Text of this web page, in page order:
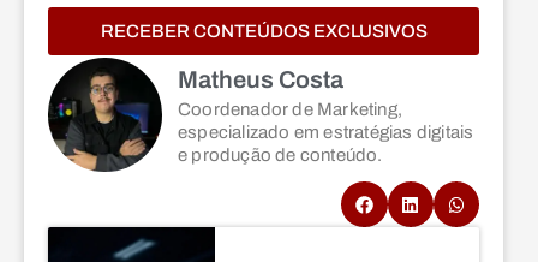
RECEBER CONTEÚDOS EXCLUSIVOS
Matheus Costa
Coordenador de Marketing,
especializado em estratégias digitais
e produção de conteúdo.